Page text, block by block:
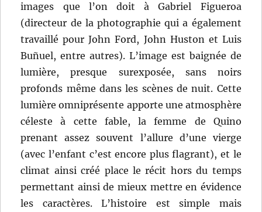
images que l’on doit à Gabriel Figueroa
(directeur de la photographie qui a également
travaillé pour John Ford, John Huston et Luis
Buñuel, entre autres). L’image est baignée de
lumière, presque surexposée, sans noirs
profonds même dans les scènes de nuit. Cette
lumière omniprésente apporte une atmosphère
céleste à cette fable, la femme de Quino
prenant assez souvent l’allure d’une vierge
(avec l’enfant c’est encore plus flagrant), et le
climat ainsi créé place le récit hors du temps
permettant ainsi de mieux mettre en évidence
les caractères. L’histoire est simple mais